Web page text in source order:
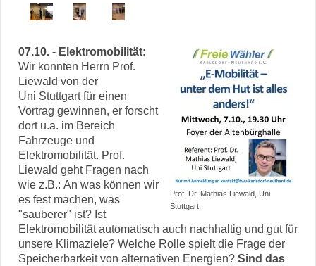
Prof. Dr. Mathias Liewald, Uni
Stuttgart
07.10. - Elektromobilität:
Wir konnten Herrn Prof.
Liewald von der
Uni Stuttgart für einen
Vortrag gewinnen, er forscht
dort u.a. im Bereich
Fahrzeuge und
Elektromobilität. Prof.
Liewald geht Fragen nach
wie z.B.: An was können wir
es fest machen, was
"sauberer" ist? Ist
Elektromobilität automatisch auch nachhaltig und gut für
unsere Klimaziele? Welche Rolle spielt die Frage der
Speicherbarkeit von alternativen Energien? Sind das